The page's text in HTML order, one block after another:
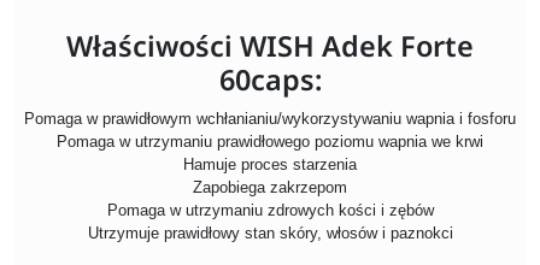
Właściwości WISH Adek Forte
60caps:
Pomaga w prawidłowym wchłanianiu/wykorzystywaniu wapnia i fosforu
Pomaga w utrzymaniu prawidłowego poziomu wapnia we krwi
Hamuje proces starzenia
Zapobiega zakrzepom
Pomaga w utrzymaniu zdrowych kości i zębów
Utrzymuje prawidłowy stan skóry, włosów i paznokci